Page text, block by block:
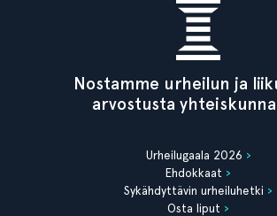
Nostamme urheilun ja
arvostusta
Urheilugaala 2026
Ehdokkaat
Sykähdyttävin urheiluhetki
Osta liput